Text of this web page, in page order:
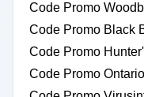
Code Promo
Code Promo Black
Code Promo
Code Promo